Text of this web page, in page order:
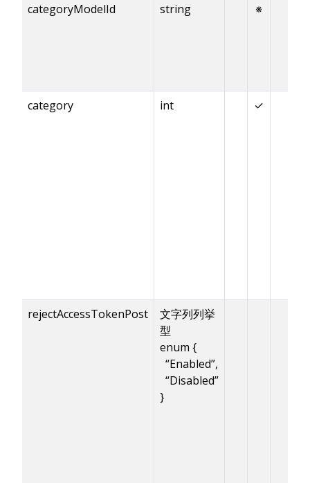
categoryModelId
string ※
category int ✓
rejectAccessTokenPost
文字列列挙
型
enum {
“Enabled”,
“Disabled”
}